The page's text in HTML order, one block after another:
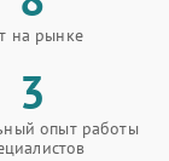
на рынке
3
опыт работы